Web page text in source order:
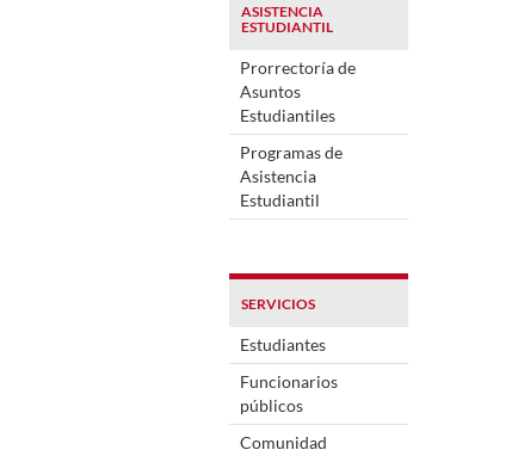
ASISTENCIA
ESTUDIANTIL
Prorrectoría de
Asuntos
Estudiantiles
Programas de
Asistencia
Estudiantil
SERVICIOS
Estudiantes
Funcionarios
públicos
Comunidad